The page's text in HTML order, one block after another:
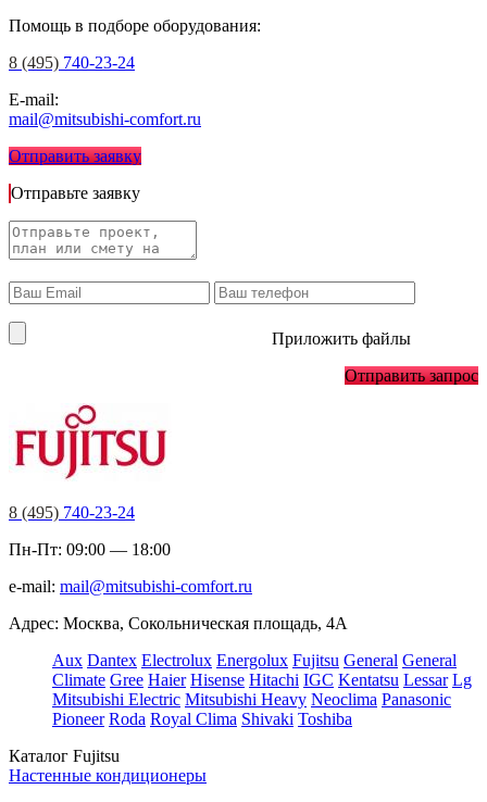
Помощь в подборе оборудования:
8 (495) 740-23-24
E-mail:
mail@mitsubishi-comfort.ru
Отправить заявку
Отправьте заявку
Приложить файлы
Отправить запрос
8 (495) 740-23-24
Пн-Пт: 09:00 — 18:00
e-mail: mail@mitsubishi-comfort.ru
Адрес: Москва, Сокольническая площадь, 4А
Aux Dantex Electrolux Energolux Fujitsu General General
Climate Gree Haier Hisense Hitachi IGC Kentatsu Lessar Lg
Mitsubishi Electric Mitsubishi Heavy Neoclima Panasonic
Pioneer Roda Royal Clima Shivaki Toshiba
Каталог Fujitsu
Настенные кондиционеры